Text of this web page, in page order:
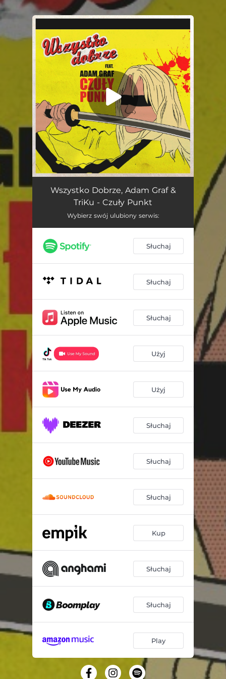
You're all set!
Czuły Punkt 02:56
Wszystko Dobrze, Adam Graf &
TriKu - Czuły Punkt
Wybierz swój ulubiony serwis:
Słuchaj
Słuchaj
Słuchaj
Użyj
Użyj
Słuchaj
Słuchaj
Słuchaj
Kup
Słuchaj
Słuchaj
Play
.